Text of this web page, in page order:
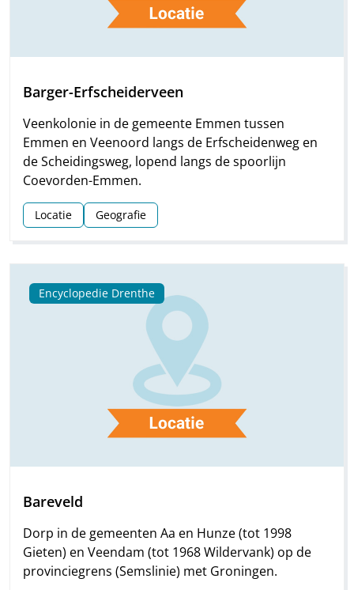
Barger-Erfscheiderveen
Veenkolonie in de gemeente Emmen tussen
Emmen en Veenoord langs de Erfscheidenweg en
de Scheidingsweg, lopend langs de spoorlijn
Coevorden-Emmen.
Locatie Geografie
Encyclopedie Drenthe
Bareveld
Dorp in de gemeenten Aa en Hunze (tot 1998
Gieten) en Veendam (tot 1968 Wildervank) op de
provinciegrens (Semslinie) met Groningen.